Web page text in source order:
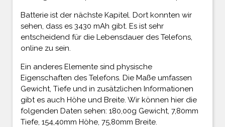
Batterie ist der nächste Kapitel. Dort konnten wir
sehen, dass es 3430 mAh gibt. Es ist sehr
entscheidend für die Lebensdauer des Telefons,
online zu sein.
Ein anderes Elemente sind physische
Eigenschaften des Telefons. Die Maße umfassen
Gewicht, Tiefe und in zusätzlichen Informationen
gibt es auch Höhe und Breite. Wir können hier die
folgenden Daten sehen: 180,00g Gewicht, 7,80mm
Tiefe, 154,40mm Höhe, 75,80mm Breite.